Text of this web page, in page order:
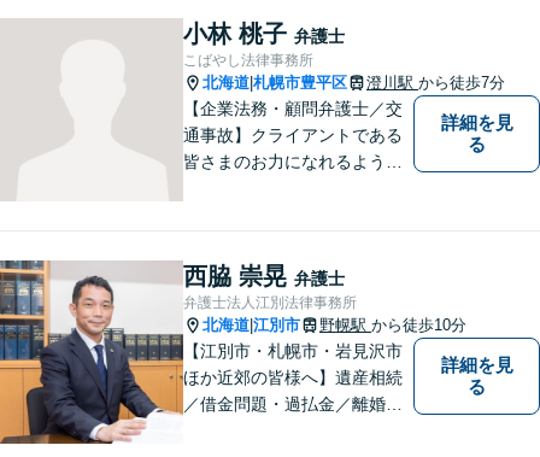
を抱え込まず、まずは一度ご
相談ください！
小林 桃子 弁護士
こばやし法律事務所
北海道 札幌市豊平区 澄川駅 から徒歩7分
【企業法務・顧問弁護士／交
通事故】クライアントである
皆さまのお力になれるよう全
詳細を見
る
西脇 崇晃 弁護士
弁護士法人江別法律事務所
北海道 江別市 野幌駅 から徒歩10分
【江別市・札幌市・岩見沢市
ほか近郊の皆様へ】遺産相続
／借金問題・過払金／離婚／
詳細を見
る